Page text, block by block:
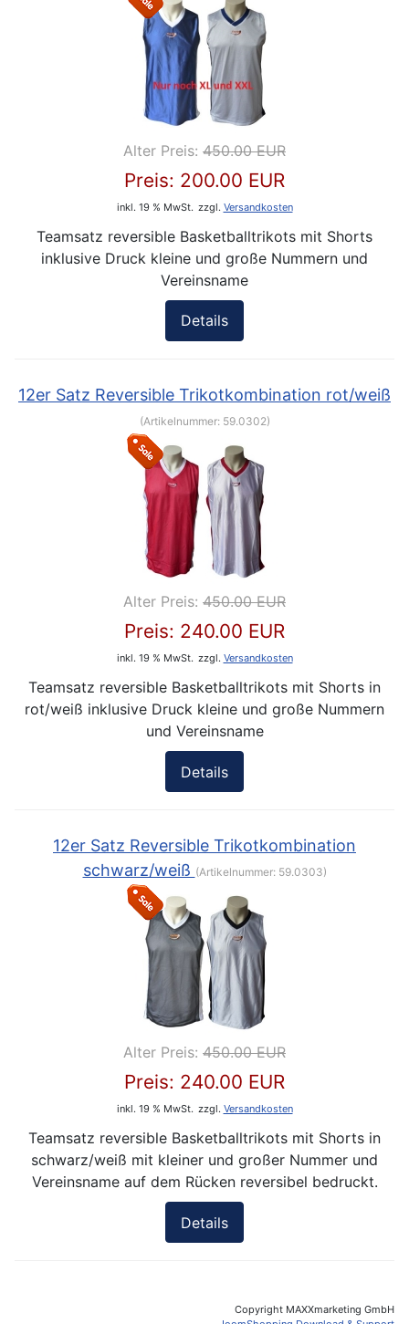
Alter Preis: 450.00 EUR
Preis: 200.00 EUR
inkl. 19 % MwSt. zzgl. Versandkosten
Teamsatz reversible Basketballtrikots mit Shorts
inklusive Druck kleine und große Nummern und
Vereinsname
Details
12er Satz Reversible Trikotkombination rot/weiß
(Artikelnummer: 59.0302)
Alter Preis: 450.00 EUR
Preis: 240.00 EUR
inkl. 19 % MwSt. zzgl. Versandkosten
Teamsatz reversible Basketballtrikots mit Shorts in
rot/weiß inklusive Druck kleine und große Nummern
und Vereinsname
Details
12er Satz Reversible Trikotkombination
schwarz/weiß (Artikelnummer: 59.0303)
Alter Preis: 450.00 EUR
Preis: 240.00 EUR
inkl. 19 % MwSt. zzgl. Versandkosten
Teamsatz reversible Basketballtrikots mit Shorts in
schwarz/weiß mit kleiner und großer Nummer und
Vereinsname auf dem Rücken reversibel bedruckt.
Details
Copyright MAXXmarketing GmbH